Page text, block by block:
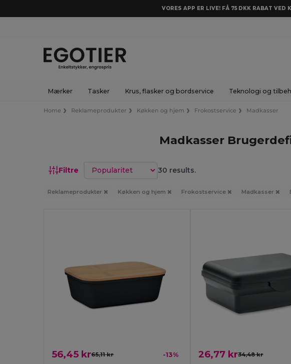
VORES APP ER LIVE! FÅ 75 DKK RABAT VED
Mærker Tasker Krus, flasker og bordservice Teknologi og
Home Reklameprodukter Køkken og hjem Frokostservice Madkasser
Madkasser
Filtre Sorter efter 30 results.
Reklameprodukter Køkken og hjem Frokostservice Madkasser
56,45 kr65,11 kr -13% 26,77 kr34,48 kr